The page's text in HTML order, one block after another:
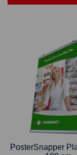
PosterSnapper